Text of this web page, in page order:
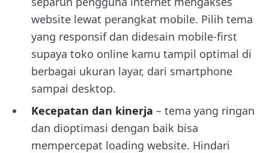
website lewat perangkat mobile. Pilih tema
yang responsif dan didesain mobile-first
supaya toko online kamu tampil optimal di
berbagai ukuran layar, dari smartphone
sampai desktop.
Kecepatan dan kinerja – tema yang ringan
dan dioptimasi dengan baik bisa
mempercepat loading website. Hindari